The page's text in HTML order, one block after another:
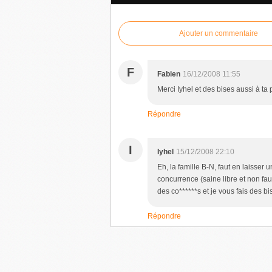
Ajouter un commentaire
F Fabien 16/12/2008 11:55
Merci Iyhel et des bises aussi à ta
Répondre
I Iyhel 15/12/2008 22:10
Eh, la famille B-N, faut en laisser
concurrence (saine libre et non
des co******s et je vous fais des
Répondre